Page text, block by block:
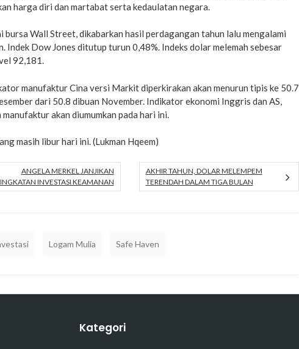
harga diri dan martabat serta kedaulatan negara.
bursa Wall Street, dikabarkan hasil perdagangan tahun lalu mengalami
Indek Dow Jones ditutup turun 0,48%. Indeks dolar melemah sebesar
92,181.
manufaktur Cina versi Markit diperkirakan akan menurun tipis ke 50.7
dari 50.8 dibuan November. Indikator ekonomi Inggris dan AS,
akan diumumkan pada hari ini.
masih libur hari ini. (Lukman Hqeem)
ANGELA MERKEL JANJIKAN
INVESTASI KEAMANAN
AKHIR TAHUN, DOLAR MELEMPEM
TERENDAH DALAM TIGA BULAN
Logam Mulia Safe Haven
Kategori